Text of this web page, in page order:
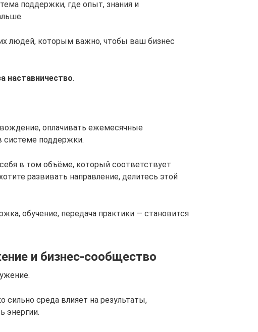
поддержки, где опыт, знания и
людей, которым важно, чтобы ваш бизнес
наставничество.
оплачивать ежемесячные
системе поддержки.
в том объёме, который соответствует
развивать направление, делитесь этой
обучение, передача практики — становится
и бизнес-сообщество
среда влияет на результаты,
энергии.